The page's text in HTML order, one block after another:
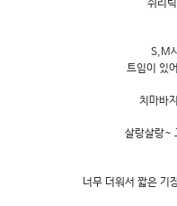
쉬리
S,M
트임이 있
치마바
살랑살랑~
너무 더워서 짧은 기